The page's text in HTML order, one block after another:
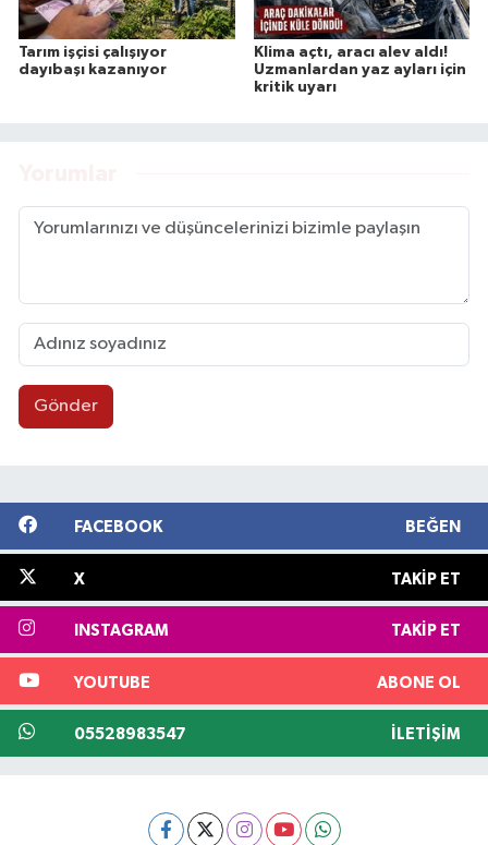
Tarım işçisi çalışıyor
dayıbaşı kazanıyor
Klima açtı, aracı alev aldı!
Uzmanlardan yaz ayları için
kritik uyarı
Gönder
FACEBOOK BEĞEN
X TAKIP ET
INSTAGRAM TAKIP ET
YOUTUBE ABONE OL
05528983547 İLETIŞIM